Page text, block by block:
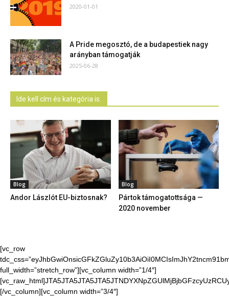
2020-01-01
A Pride megosztó, de a budapestiek nagy
arányban támogatják
2025-06-28
Ide kell cím és kategória is.
Blog
Andor Lászlót EU-biztosnak?
Blog
Pártok támogatottsága —
2020 november
[vc_row
full_width=”stretch_row”][vc_column width=”1/4″]
[/vc_column][vc_column width=”3/4″]